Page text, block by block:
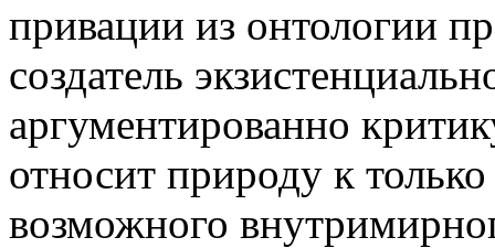
привации из онтологии
создатель
аргументированно
относит природу к
возможного